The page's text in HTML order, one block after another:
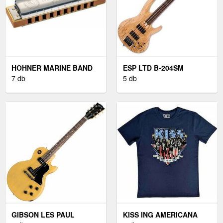
HOHNER MARINE BAND
1896 CLASSIC D
7 db
ESP LTD B-204SM
NATURAL SATIN
5 db
GIBSON LES PAUL
KISS ING AMERICANA